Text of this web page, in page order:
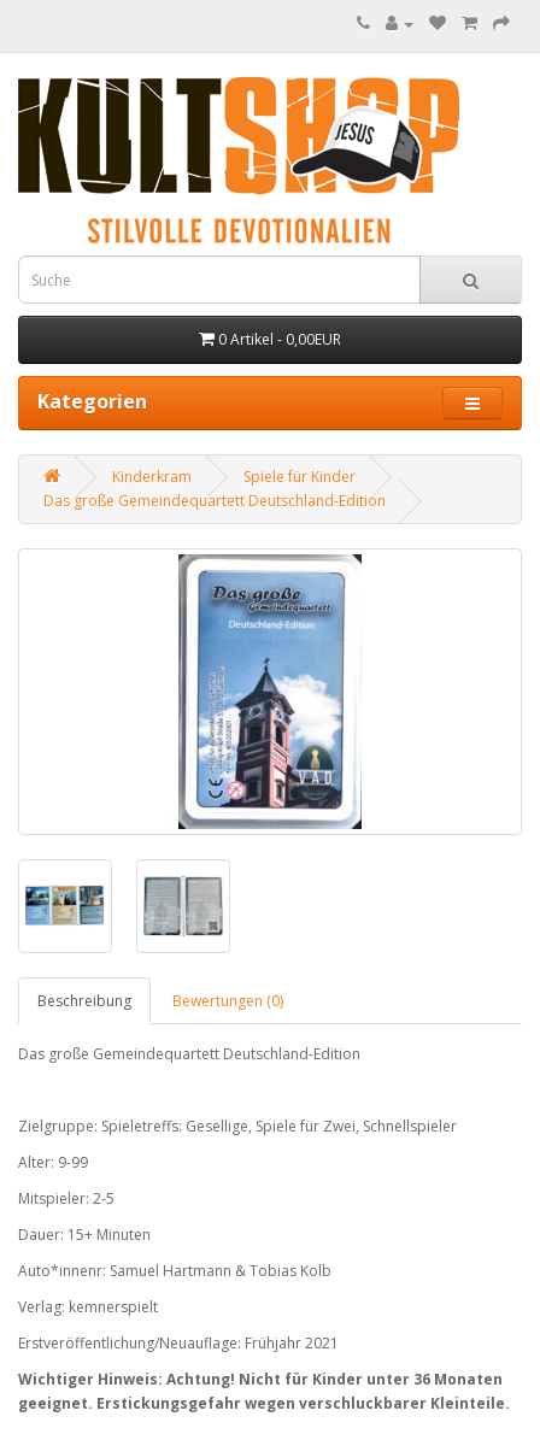
0 Artikel - 0,00EUR
Kategorien
Kinderkram
Spiele für Kinder
Das große Gemeindequartett Deutschland-Edition
Beschreibung Bewertungen (0)
Das große Gemeindequartett Deutschland-Edition
Zielgruppe: Spieletreffs: Gesellige, Spiele für Zwei, Schnellspieler
Alter: 9-99
Mitspieler: 2-5
Dauer: 15+ Minuten
Auto*innenr: Samuel Hartmann & Tobias Kolb
Verlag: kemnerspielt
Erstveröffentlichung/Neuauflage: Frühjahr 2021
Wichtiger Hinweis: Achtung! Nicht für Kinder unter 36 Monaten
geeignet. Erstickungsgefahr wegen verschluckbarer Kleinteile.